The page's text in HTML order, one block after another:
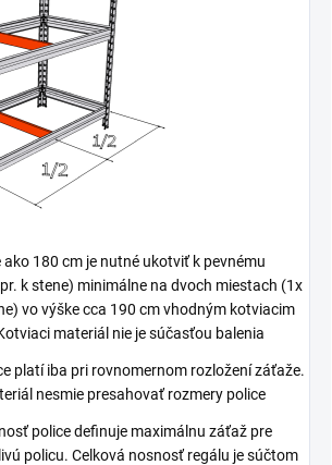
ako 180 cm je nutné ukotviť k pevnému
k stene) minimálne na dvoch miestach (1x
vo výške cca 190 cm vhodným kotviacim
materiál nie je súčasťou balenia
platí iba pri rovnomernom rozložení záťaže.
nesmie presahovať rozmery police
police definuje maximálnu záťaž pre
policu. Celková nosnosť regálu je súčtom